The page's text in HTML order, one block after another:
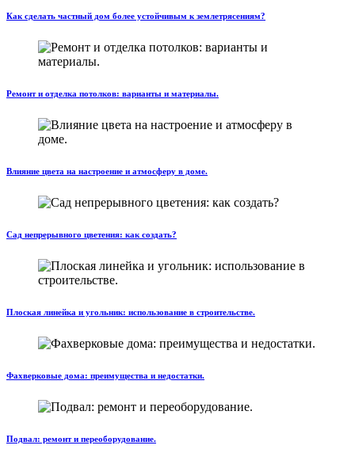
Как сделать частный дом более устойчивым к землетрясениям?
Ремонт и отделка потолков: варианты и материалы.
Влияние цвета на настроение и атмосферу в доме.
Сад непрерывного цветения: как создать?
Плоская линейка и угольник: использование в строительстве.
Фахверковые дома: преимущества и недостатки.
Подвал: ремонт и переоборудование.